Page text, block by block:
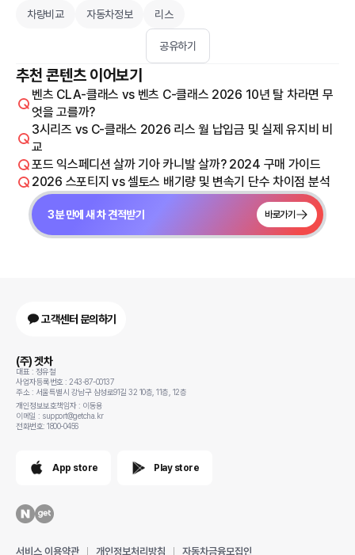
차량비교 자동차정보 리스
공유하기
추천 콘텐츠 이어보기
벤츠 CLA-클래스 vs 벤츠 C-클래스 2026 10년 탈 차라면 무
엇을 고를까?
3시리즈 vs C-클래스 2026 리스 월 납입금 및 실제 유지비 비
교
포드 익스페디션 살까 기아 카니발 살까? 2024 구매 가이드
2026 스포티지 vs 셀토스 배기량 및 변속기 단수 차이점 분석
3분 만에 새 차 견적받기 바로가기
고객센터 문의하기
(주) 겟차
대표 : 정유철
사업자등록번호 : 243-87-00137
주소 : 서울특별시 강남구 삼성로91길 32 10층, 11층, 12층
개인정보보호책임자 : 이동용
이메일 : support@getcha.kr
전화번호: 1800-0456
App store Play store
서비스 이용약관 개인정보처리방침 자동차금융모집인